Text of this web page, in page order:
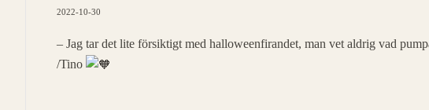
2022-10-30
– Jag tar det lite försiktigt med halloweenfirandet, man vet aldrig vad
/Tino